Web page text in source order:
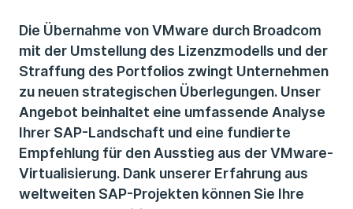
Die Übernahme von VMware durch Broadcom
mit der Umstellung des Lizenzmodells und der
Straffung des Portfolios zwingt Unternehmen
zu neuen strategischen Überlegungen. Unser
Angebot beinhaltet eine umfassende Analyse
Ihrer SAP-Landschaft und eine fundierte
Empfehlung für den Ausstieg aus der VMware-
Virtualisierung. Dank unserer Erfahrung aus
weltweiten SAP-Projekten können Sie Ihre